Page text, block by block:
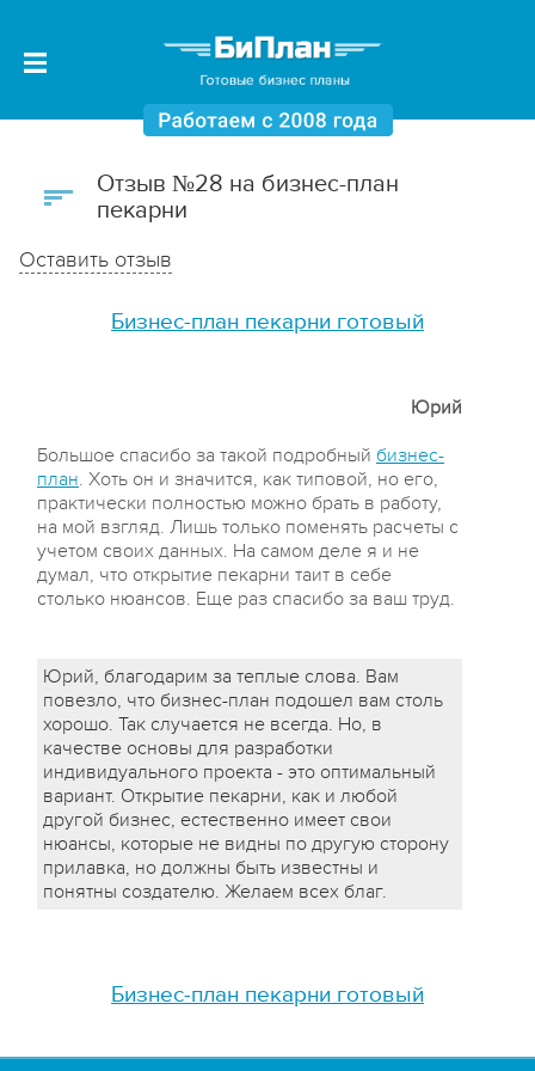
Отзыв №28 на бизнес-план
пекарни
Оставить отзыв
Бизнес-план пекарни готовый
Юрий
Большое спасибо за такой подробный бизнес-
план. Хоть он и значится, как типовой, но его,
практически полностью можно брать в работу,
на мой взгляд. Лишь только поменять расчеты с
учетом своих данных. На самом деле я и не
думал, что открытие пекарни таит в себе
столько нюансов. Еще раз спасибо за ваш труд.
Юрий, благодарим за теплые слова. Вам
повезло, что бизнес-план подошел вам столь
хорошо. Так случается не всегда. Но, в
качестве основы для разработки
индивидуального проекта - это оптимальный
вариант. Открытие пекарни, как и любой
другой бизнес, естественно имеет свои
нюансы, которые не видны по другую сторону
прилавка, но должны быть известны и
понятны создателю. Желаем всех благ.
Бизнес-план пекарни готовый